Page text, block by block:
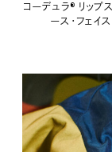
コーデュラ® リップ
ース・フェイ